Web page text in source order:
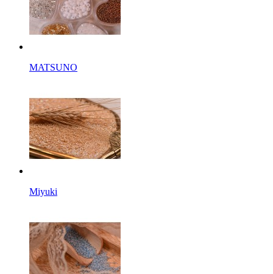
MATSUNO
Miyuki